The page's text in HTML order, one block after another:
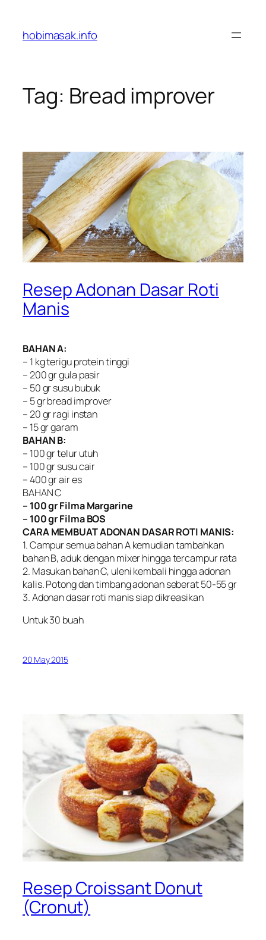
content
hobimasak.info
Tag: Bread improver
Resep Adonan Dasar Roti
Manis
BAHAN A:
– 1 kg terigu protein tinggi
– 200 gr gula pasir
– 50 gr susu bubuk
– 5 gr bread improver
– 20 gr ragi instan
– 15 gr garam
BAHAN B:
– 100 gr telur utuh
– 100 gr susu cair
– 400 gr air es
BAHAN C
– 100 gr Filma Margarine
– 100 gr Filma BOS
CARA MEMBUAT ADONAN DASAR ROTI MANIS:
1. Campur semua bahan A kemudian tambahkan
bahan B, aduk dengan mixer hingga tercampur rata
2. Masukan bahan C, uleni kembali hingga adonan
kalis. Potong dan timbang adonan seberat 50-55 gr
3. Adonan dasar roti manis siap dikreasikan
Untuk 30 buah
20 May 2015
Resep Croissant Donut
(Cronut)